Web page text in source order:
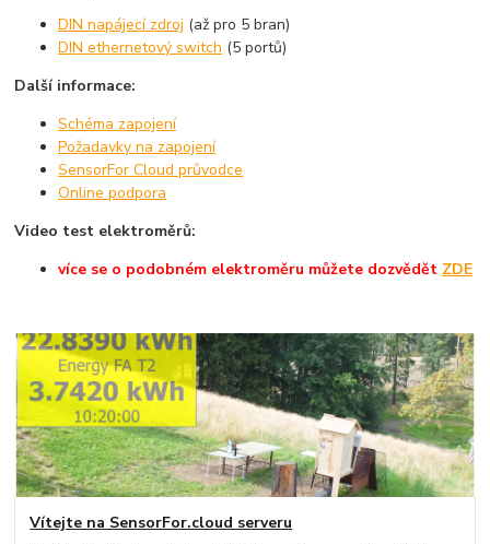
DIN napájecí zdroj (až pro 5 bran)
DIN ethernetový switch (5 portů)
Další informace:
Schéma zapojení
Požadavky na zapojení
SensorFor Cloud průvodce
Online podpora
Video test elektroměrů:
více se o podobném elektroměru můžete dozvědět ZDE
Vítejte na SensorFor.cloud serveru